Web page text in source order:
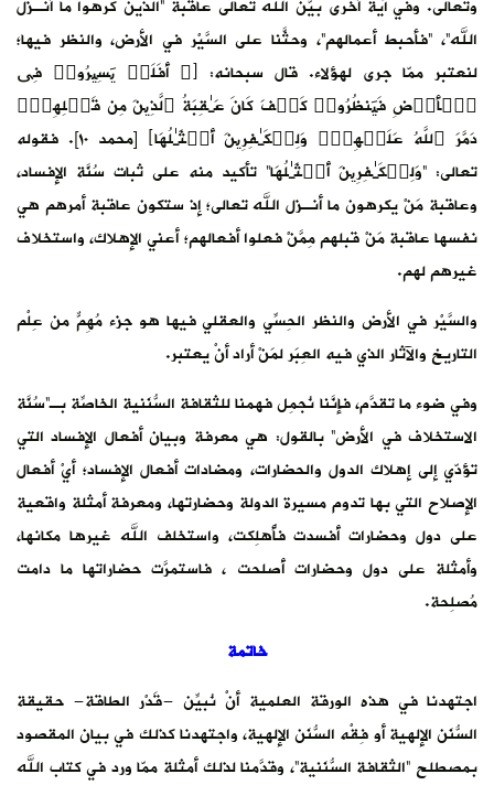
ما أنـزل
فيها؛
فِی
قَبۡلِهِمۡۖ
دَمَّرَ ٱللَّهُ عَلَیۡهِمۡۖ وَلِلۡكَـٰفِرِینَ أَمۡثَـٰلُهَا﴾ [محمد ١٠]. فقوله
الإفساد،
أمرهم هي
واستخلاف
مُهِمٌّ من عِلْم
بِـ”سُنَّة
التي
أيْ أفعال
واقعية
مكانها،
ما دامت
حقيقة
المقصود
كتاب الله